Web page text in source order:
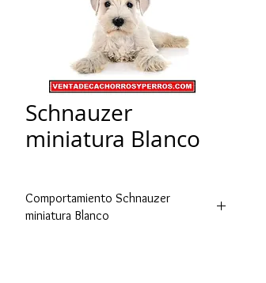
Schnauzer
miniatura Blanco
Comportamiento Schnauzer
miniatura Blanco